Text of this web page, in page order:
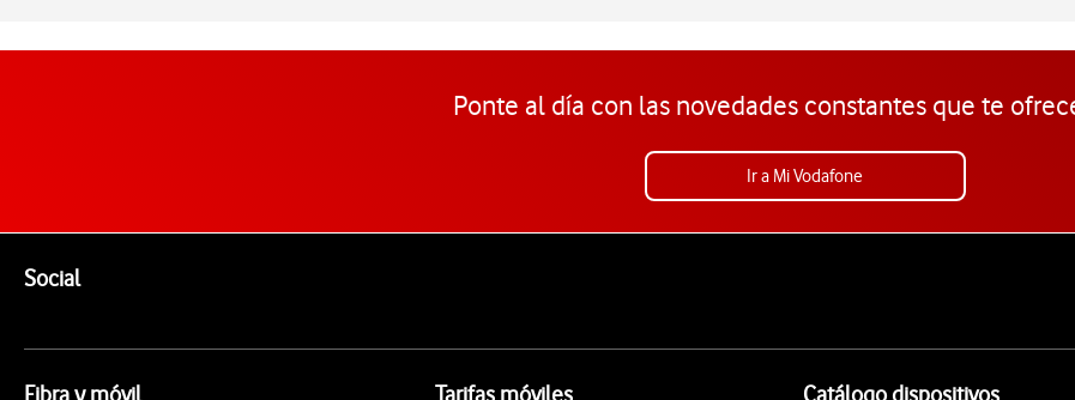
Ponte al día con las novedades constantes que te
Ir a Mi Vodafone
SocialEnlaces a las redes sociales de Vodafone